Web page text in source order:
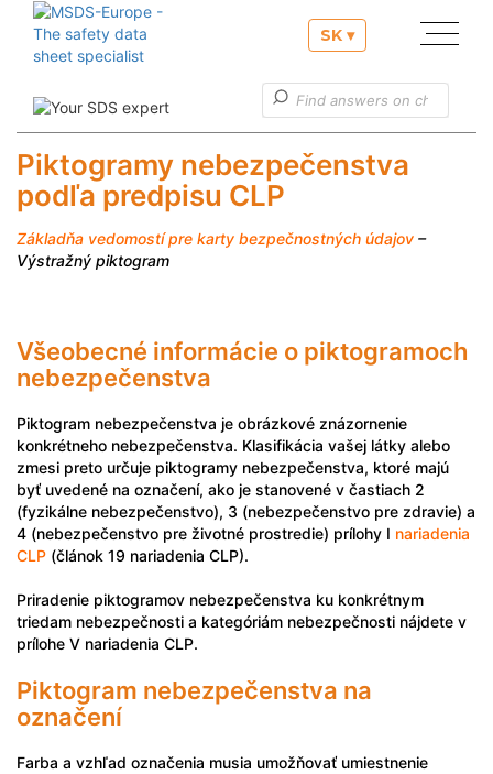
SK ▾
Naše služby
Užitočné informácie
Zákaznícke služby
Piktogramy nebezpečenstva
podľa predpisu CLP
Základňa vedomostí pre karty bezpečnostných údajov –
Výstražný piktogram
Všeobecné informácie o piktogramoch
nebezpečenstva
Piktogram nebezpečenstva je obrázkové znázornenie
konkrétneho nebezpečenstva. Klasifikácia vašej látky alebo
zmesi preto určuje piktogramy nebezpečenstva, ktoré majú
byť uvedené na označení, ako je stanovené v častiach 2
(fyzikálne nebezpečenstvo), 3 (nebezpečenstvo pre zdravie) a
4 (nebezpečenstvo pre životné prostredie) prílohy I nariadenia
CLP (článok 19 nariadenia CLP).
Priradenie piktogramov nebezpečenstva ku konkrétnym
triedam nebezpečnosti a kategóriám nebezpečnosti nájdete v
prílohe V nariadenia CLP.
Piktogram nebezpečenstva na
označení
Farba a vzhľad označenia musia umožňovať umiestnenie